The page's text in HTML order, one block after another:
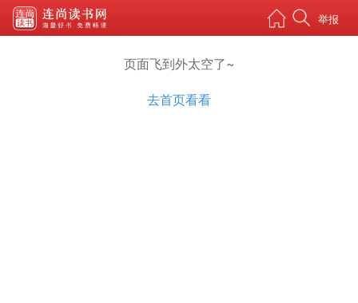
举报
页面飞到外太空了~
去首页看看